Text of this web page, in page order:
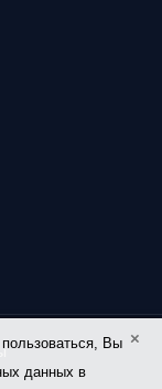
×
Вы
данных в